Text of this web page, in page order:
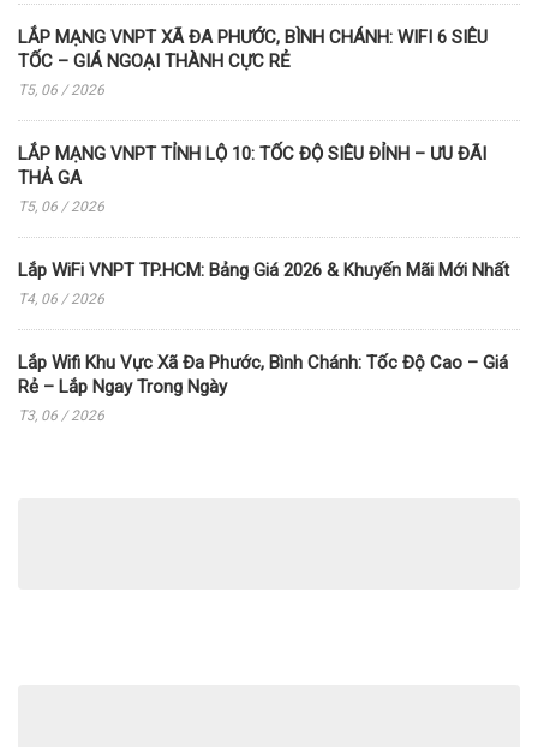
LẮP MẠNG VNPT XÃ ĐA PHƯỚC, BÌNH CHÁNH: WIFI 6 SIÊU
TỐC – GIÁ NGOẠI THÀNH CỰC RẺ
T5, 06 / 2026
LẮP MẠNG VNPT TỈNH LỘ 10: TỐC ĐỘ SIÊU ĐỈNH – ƯU ĐÃI
THẢ GA
T5, 06 / 2026
Lắp WiFi VNPT TP.HCM: Bảng Giá 2026 & Khuyến Mãi Mới Nhất
T4, 06 / 2026
Lắp Wifi Khu Vực Xã Đa Phước, Bình Chánh: Tốc Độ Cao – Giá
Rẻ – Lắp Ngay Trong Ngày
T3, 06 / 2026